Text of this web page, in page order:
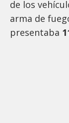
de los
arma de
presentaba